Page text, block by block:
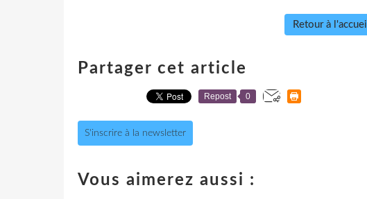
Retour à l'accueil
Partager cet article
Repost 0
S'inscrire à la newsletter
Vous aimerez aussi :